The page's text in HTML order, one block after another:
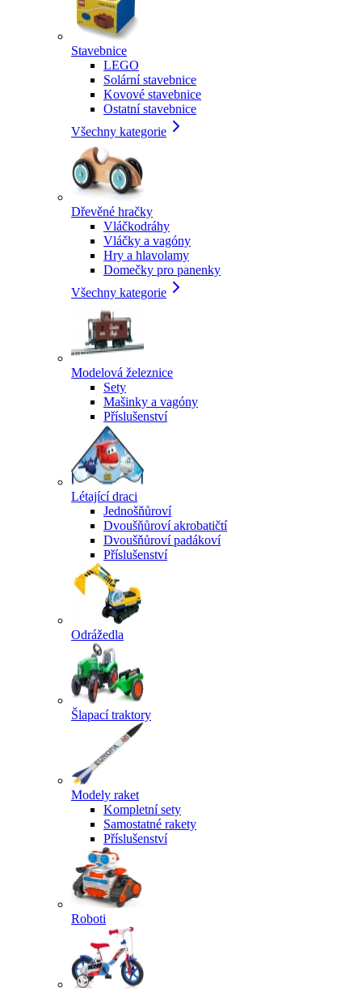
Stavebnice
LEGO
Solární stavebnice
Kovové stavebnice
Ostatní stavebnice
Všechny kategorie
Dřevěné hračky
Vláčkodráhy
Vláčky a vagóny
Hry a hlavolamy
Domečky pro panenky
Všechny kategorie
Modelová železnice
Sety
Mašinky a vagóny
Příslušenství
Létající draci
Jednošňůroví
Dvoušňůroví akrobatičtí
Dvoušňůroví padákoví
Příslušenství
Odrážedla
Šlapací traktory
Modely raket
Kompletní sety
Samostatné rakety
Příslušenství
Roboti